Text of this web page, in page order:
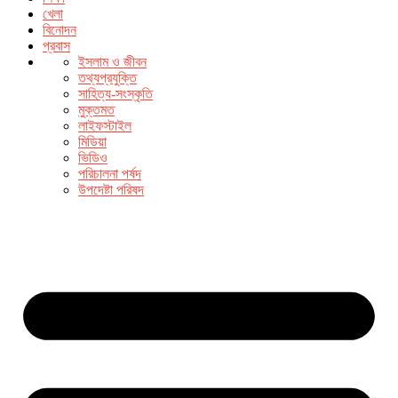
খেলা
বিনোদন
প্রবাস
ইসলাম ও জীবন
তথ্যপ্রযুক্তি
সাহিত্য-সংস্কৃতি
মুক্তমত
লাইফস্টাইল
মিডিয়া
ভিডিও
পরিচালনা পর্ষদ
উপদেষ্টা পরিষদ